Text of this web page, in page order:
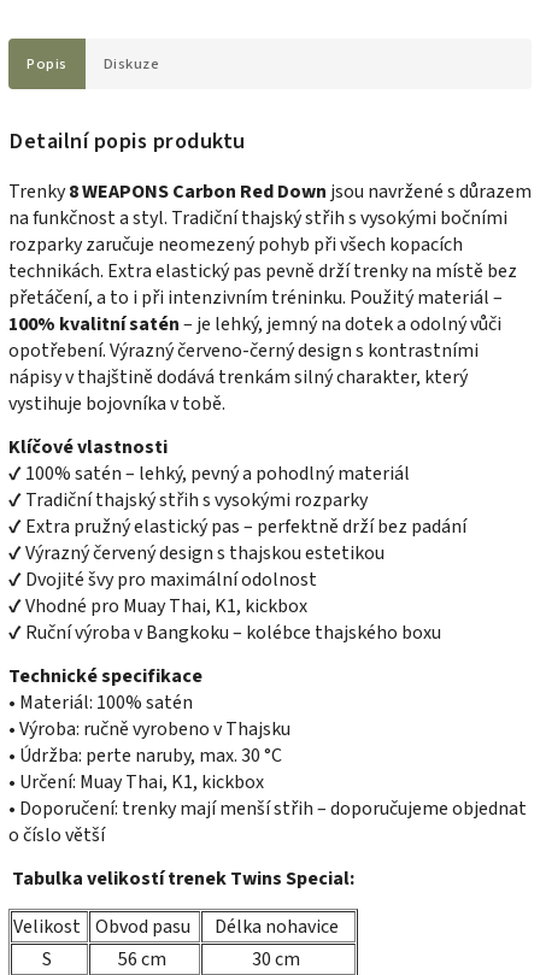
Popis Diskuze
Detailní popis produktu
Trenky8 WEAPONS Carbon Red Down jsou navržené s důrazem
na funkčnost a styl. Tradiční thajský střih s vysokými bočními
rozparky zaručuje neomezený pohyb při všech kopacích
technikách. Extra elastický pas pevně drží trenky na místě bez
přetáčení, a to i při intenzivním tréninku. Použitý materiál –
100% kvalitní satén– je lehký, jemný na dotek a odolný vůči
opotřebení. Výrazný červeno-černý design s kontrastními
nápisy v thajštině dodává trenkám silný charakter, který
vystihuje bojovníka v tobě.
Klíčové vlastnosti
✔ 100% satén – lehký, pevný a pohodlný materiál
✔ Tradiční thajský střih s vysokými rozparky
✔ Extra pružný elastický pas – perfektně drží bez padání
✔ Výrazný červený design s thajskou estetikou
✔ Dvojité švy pro maximální odolnost
✔ Vhodné pro Muay Thai, K1, kickbox
✔ Ruční výroba v Bangkoku – kolébce thajského boxu
Technické specifikace
• Materiál: 100% satén
• Výroba: ručně vyrobeno v Thajsku
• Údržba: perte naruby, max. 30 °C
• Určení: Muay Thai, K1, kickbox
• Doporučení: trenky mají menší střih – doporučujeme objednat
o číslo větší
Tabulka velikostí trenek Twins Special:
Velikost Obvod pasu
Délka nohavice
S
56 cm
30 cm